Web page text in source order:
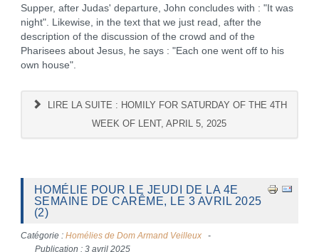
Supper, after Judas' departure, John concludes with : "It was
night". Likewise, in the text that we just read, after the
description of the discussion of the crowd and of the
Pharisees about Jesus, he says : "Each one went off to his
own house".
LIRE LA SUITE : HOMILY FOR SATURDAY OF THE 4TH
WEEK OF LENT, APRIL 5, 2025
HOMÉLIE POUR LE JEUDI DE LA 4E
SEMAINE DE CARÊME, LE 3 AVRIL 2025
(2)
Catégorie : Homélies de Dom Armand Veilleux
Publication : 3 avril 2025